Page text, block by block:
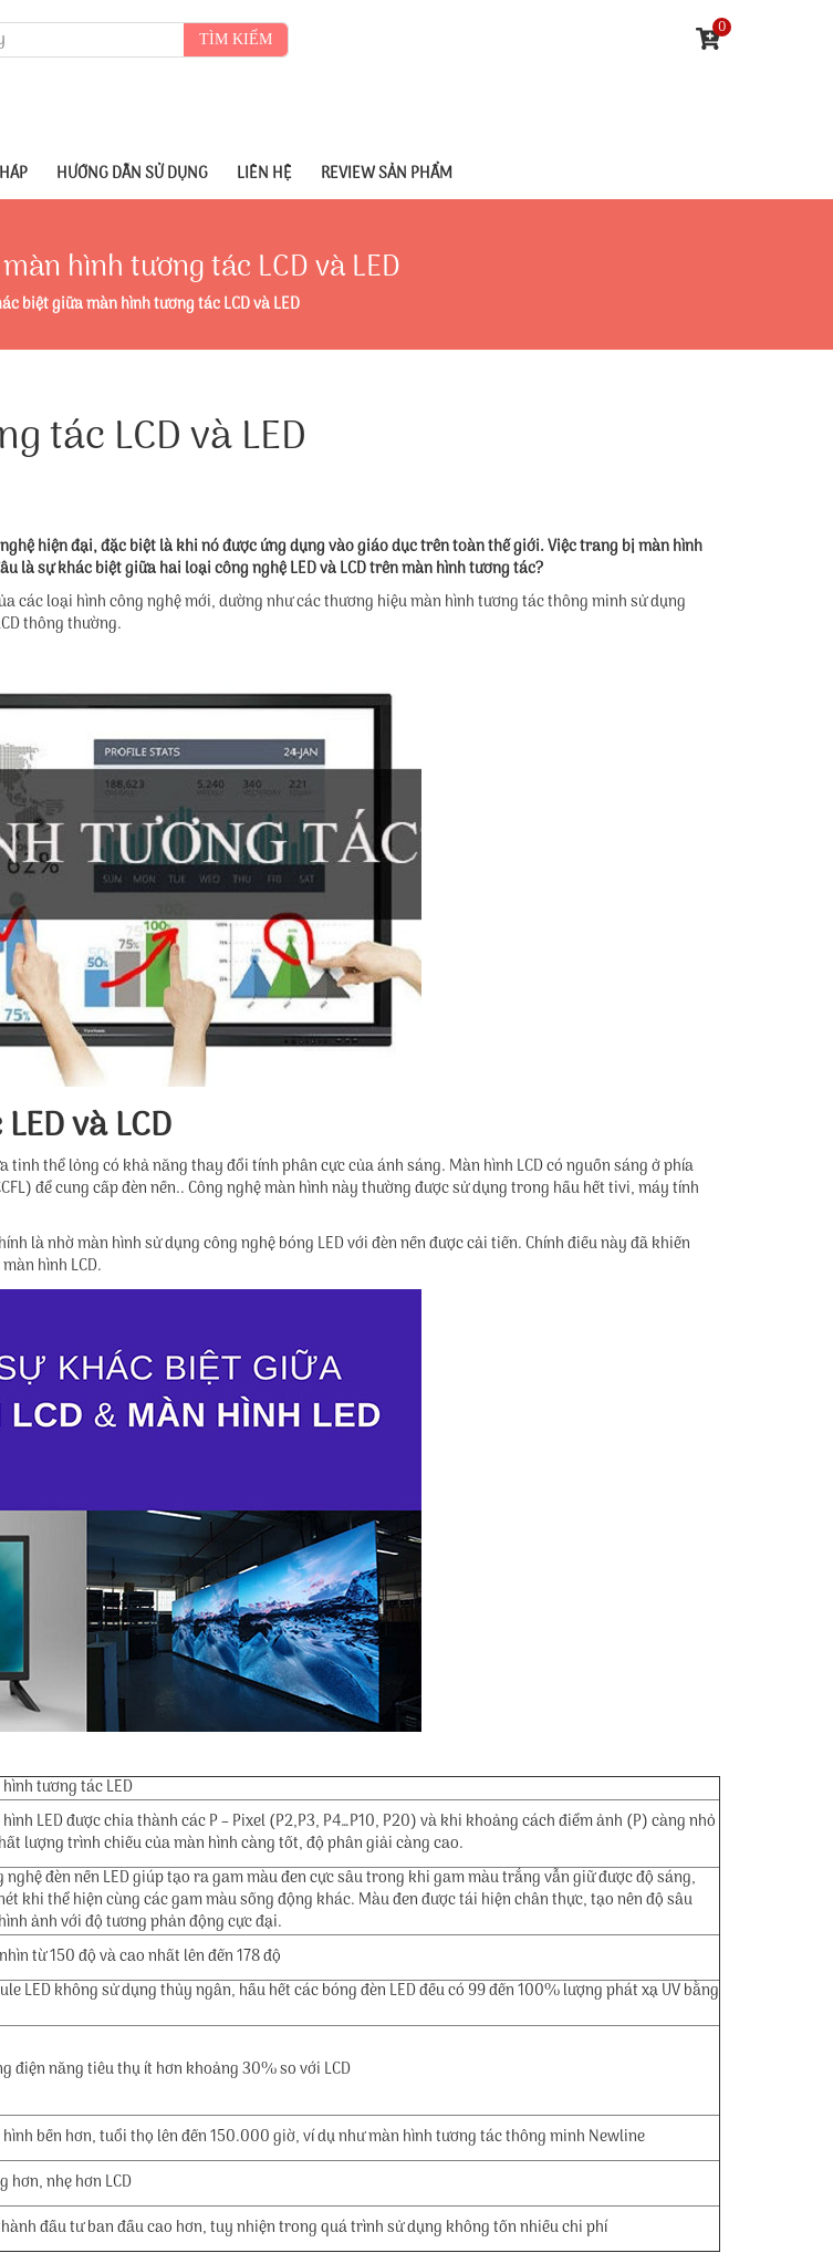
TÌM KIẾM
0
HƯỚNG DẪN SỬ DỤNG LIÊN HỆ REVIEW SẢN PHẨM
hình tương tác LCD và LED
biệt giữa màn hình tương tác LCD và LED
tác LCD và LED
hiện đại, đặc biệt là khi nó được ứng dụng vào giáo dục trên toàn thế giới. Việc trang bị màn hình
sự khác biệt giữa hai loại công nghệ LED và LCD trên màn hình tương tác?
loại hình công nghệ mới, dường như các thương hiệu màn hình tương tác thông minh sử dụng
thông thường.
và LCD
thể lỏng có khả năng thay đổi tính phân cực của ánh sáng. Màn hình LCD có nguồn sáng ở phía
để cung cấp đèn nền.. Công nghệ màn hình này thường được sử dụng trong hầu hết tivi, máy tính
là nhờ màn hình sử dụng công nghệ bóng LED với đèn nền được cải tiến. Chính điều này đã khiến
hình LCD.
tương tác LED
LED được chia thành các P – Pixel (P2,P3, P4…P10, P20) và khi khoảng cách điểm ảnh (P) càng nhỏ
lượng trình chiếu của màn hình càng tốt, độ phân giải càng cao.
nghệ đèn nền LED giúp tạo ra gam màu đen cực sâu trong khi gam màu trắng vẫn giữ được độ sáng,
khi thể hiện cùng các gam màu sống động khác. Màu đen được tái hiện chân thực, tạo nên độ sâu
ảnh với độ tương phản động cực đại.
từ 150 độ và cao nhất lên đến 178 độ
LED không sử dụng thủy ngân, hầu hết các bóng đèn LED đều có 99 đến 100% lượng phát xạ UV bằng
điện năng tiêu thụ ít hơn khoảng 30% so với LCD
bền hơn, tuổi thọ lên đến 150.000 giờ, ví dụ như màn hình tương tác thông minh Newline
hơn, nhẹ hơn LCD
đầu tư ban đầu cao hơn, tuy nhiện trong quá trình sử dụng không tốn nhiều chi phí